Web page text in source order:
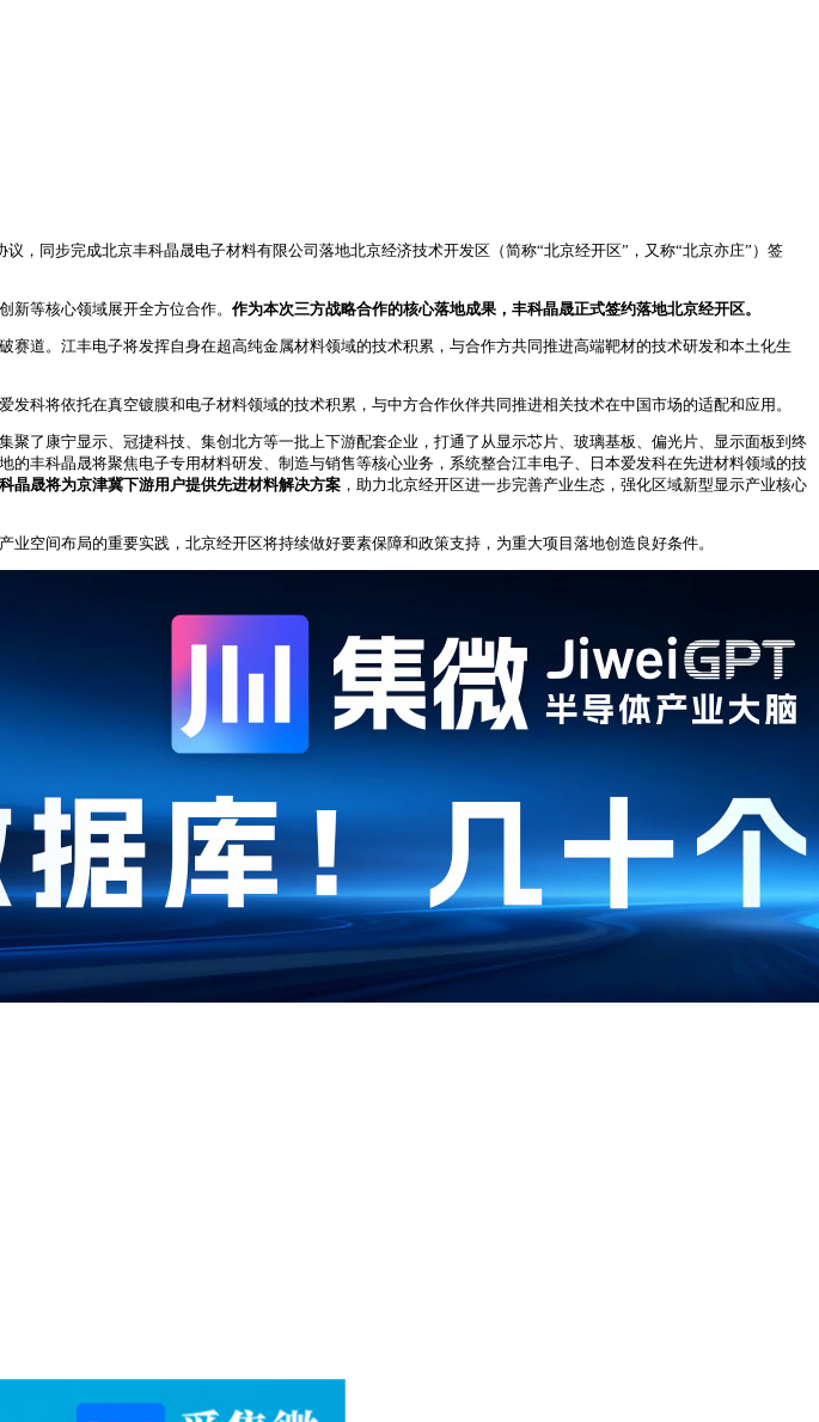
同步完成北京丰科晶晟电子材料有限公司落地北京经济技术开发区（简称“北京经开区”，又称“北京亦庄”）签
等核心领域展开全方位合作。 作为本次三方战略合作的核心落地成果，丰科晶晟正式签约落地北京经开区。
道。江丰电子将发挥自身在超高纯金属材料领域的技术积累，与合作方共同推进高端靶材的技术研发和本土化生
科将依托在真空镀膜和电子材料领域的技术积累，与中方合作伙伴共同推进相关技术在中国市场的适配和应用。
了康宁显示、冠捷科技、集创北方等一批上下游配套企业，打通了从显示芯片、玻璃基板、偏光片、显示面板到终
丰科晶晟将聚焦电子专用材料研发、制造与销售等核心业务，系统整合江丰电子、日本爱发科在先进材料领域的技
晶晟将为京津冀下游用户提供先进材料解决方案 ，助力北京经开区进一步完善产业生态，强化区域新型显示产业核心
空间布局的重要实践，北京经开区将持续做好要素保障和政策支持，为重大项目落地创造良好条件。